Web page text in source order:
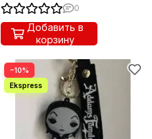
0
Добавить в
корзину
−10%